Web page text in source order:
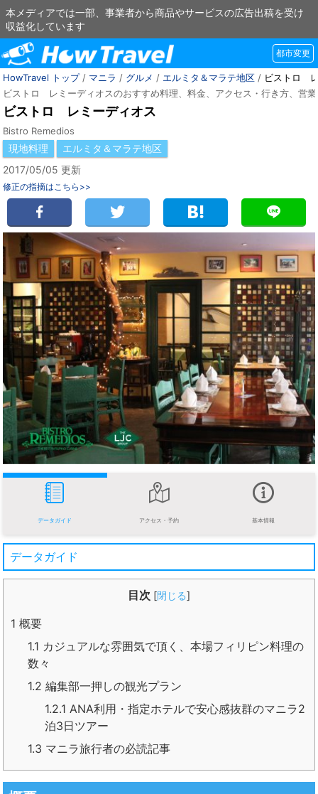
本メディアでは一部、事業者から商品やサービスの広告出稿を受け
収益化しています
都市変更
HowTravel トップ/ マニラ / グルメ / エルミタ＆マラテ地区 / ビストロ
ビストロ レミーディオスのおすすめ料理、料金、アクセス・行き方、営
ビストロ レミーディオス
Bistro Remedios
現地料理
エルミタ＆マラテ地区
2017/05/05 更新
修正の指摘はこちら>>
データガイド アクセス・予約 基本情報
データガイド
目次 [閉じる]
1 概要
1.1 カジュアルな雰囲気で頂く、本場フィリピン料理の
数々
1.2 編集部一押しの観光プラン
1.2.1 ANA利用・指定ホテルで安心感抜群のマニラ2
泊3日ツアー
1.3 マニラ旅行者の必読記事